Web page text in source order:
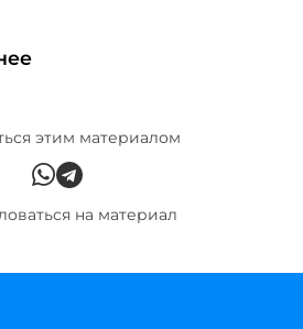
этим материалом
на материал